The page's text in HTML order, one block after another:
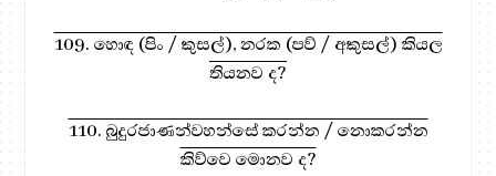
109. හොඳ (පිං / කුසල්), නරක (පව් / අකුසල්) කියල
තියනව ද?
110. බුදුරජාණන්වහන්සේ කරන්න / නොකරන්න
කිව්වෙ මොනව ද?